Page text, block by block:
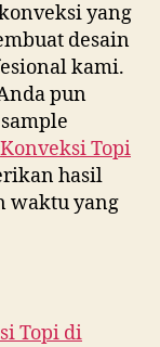
yang
desain
kami.
pun
Konveksi Topi
hasil
waktu yang
Topi di